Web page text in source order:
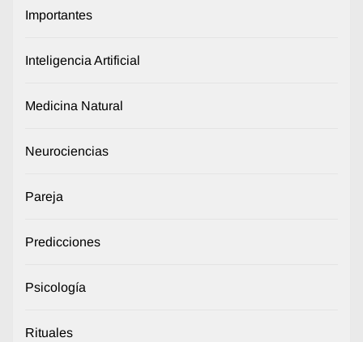
Importantes
Inteligencia Artificial
Medicina Natural
Neurociencias
Pareja
Predicciones
Psicología
Rituales